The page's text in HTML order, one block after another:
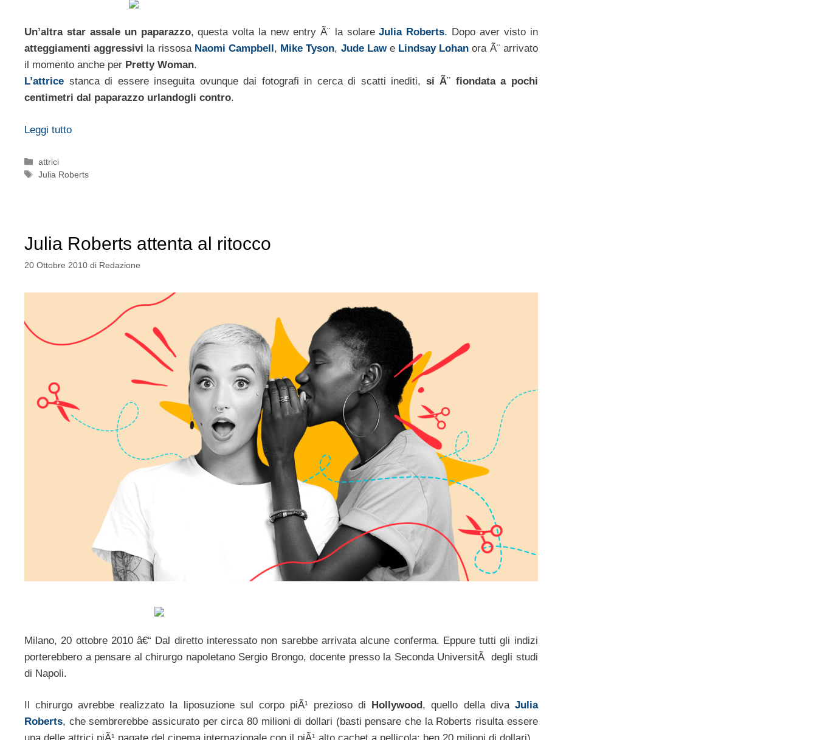
Un’altra star assale un paparazzo, questa volta la new entry Ã¨ la solareJulia Roberts. Dopo aver visto in
atteggiamenti aggressivi la rissosa Naomi Campbell , Mike Tyson, Jude Lawe Lindsay Lohan ora Ã¨ arrivato
il momento anche per Pretty Woman.
L’attrice stanca di essere inseguita ovunque dai fotografi in cerca di scatti inediti, si Ã¨ fiondata a pochi
centimetri dal paparazzo urlandogli contro.
Leggi tutto
Categorie
attrici
Tag
Julia Roberts
Julia Roberts attenta al ritocco
20 Ottobre 2010 di Redazione
Milano, 20 ottobre 2010 â€“ Dal diretto interessato non sarebbe arrivata alcune conferma. Eppure tutti gli indizi
porterebbero a pensare al chirurgo napoletano Sergio Brongo, docente presso la Seconda UniversitÃ degli studi
di Napoli.
Il chirurgo avrebbe realizzato la liposuzione sul corpo piÃ¹ prezioso di Hollywood, quello della diva Julia
Roberts, che sembrerebbe assicurato per circa 80 milioni di dollari (basti pensare che la Roberts risulta essere